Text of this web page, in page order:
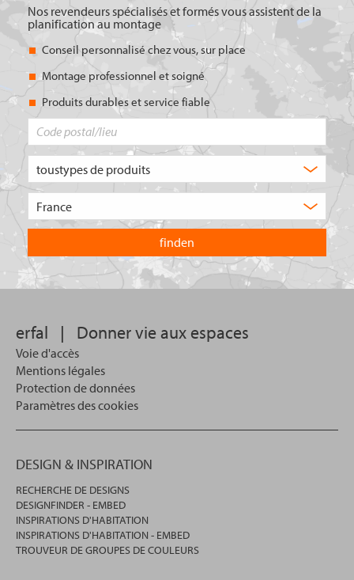
Nos revendeurs spécialisés et formés vous assistent de la
planification au montage
Conseil personnalisé chez vous, sur place
Montage professionnel et soigné
Produits durables et service fiable
de
recherchez-
vous
?
pays
dans
lequel
vous
souhaitez
recherche.
erfal | Donner vie aux espaces
Voie d'accès
Mentions légales
Protection de données
Paramètres des cookies
DESIGN & INSPIRATION
RECHERCHE DE DESIGNS
DESIGNFINDER - EMBED
INSPIRATIONS D'HABITATION
INSPIRATIONS D'HABITATION - EMBED
TROUVEUR DE GROUPES DE COULEURS